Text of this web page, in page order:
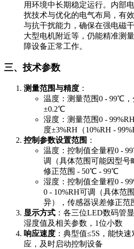
用环境中长期稳定运行。内部
扰技术与优化的电气布局，有
与抗干扰能力，确保在强电磁
大型电机附近等，仍能精准测
障设备正常工作。
三、技术参数
测量范围与精度 ：
温度：测量范围0 - 99℃
±0.2℃
湿度：测量范围0 -
度±3%RH（10%RH -
控制参数设置范围 ：
温度：控制值全量程0 -
调（具体范围可能因型号
修正范围 - 50℃ - 99℃
湿度：控制值全量程0 -
0 - 10%RH可调（具体范
异），传感器误差修正范
显示方式 ：各三位LED数码管
湿度值及相关参数，1位小数
响应速度 ：典型值≤5S，能快
应，及时启动控制设备